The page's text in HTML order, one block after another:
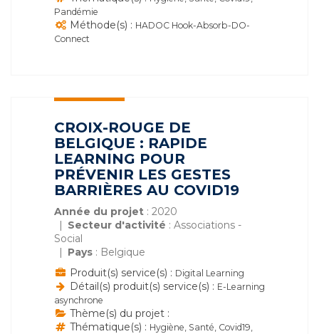
Pandémie
Méthode(s) : HADOC Hook-Absorb-DO-
Connect
CROIX-ROUGE DE
BELGIQUE : RAPIDE
LEARNING POUR
PRÉVENIR LES GESTES
BARRIÈRES AU COVID19
Année du projet : 2020
Secteur d'activité : Associations -
Social
Pays : Belgique
Produit(s) service(s) : Digital Learning
Détail(s) produit(s) service(s) : E-Learning
asynchrone
Thème(s) du projet :
Thématique(s) : Hygiène, Santé, Covid19,